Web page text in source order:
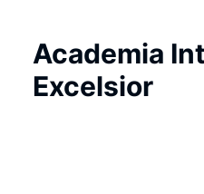
Academia
Excelsior